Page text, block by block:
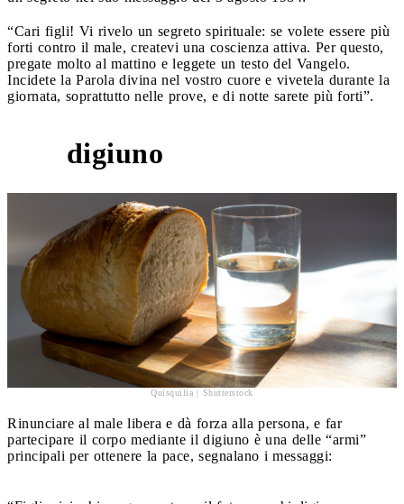
“Cari figli! Vi rivelo un segreto spirituale: se volete essere più
forti contro il male, createvi una coscienza attiva. Per questo,
pregate molto al mattino e leggete un testo del Vangelo.
Incidete la Parola divina nel vostro cuore e vivetela durante la
giornata, soprattutto nelle prove, e di notte sarete più forti”.
digiuno
Quisquilia | Shutterstock
Rinunciare al male libera e dà forza alla persona, e far
partecipare il corpo mediante il digiuno è una delle “armi”
principali per ottenere la pace, segnalano i messaggi: